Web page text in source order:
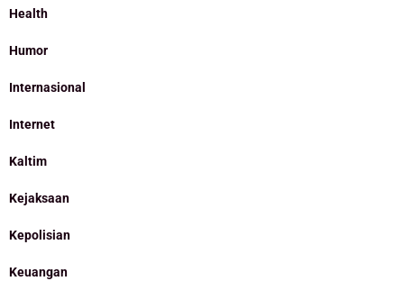
Health
Humor
Internasional
Internet
Kaltim
Kejaksaan
Kepolisian
Keuangan